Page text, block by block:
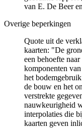
van E. De Beer
Overige beperkingen
Quote uit de
kaarten: "De
een behoefte
komponenten
het
de bouw en het
verstrekte
nauwkeurigheid
interpolaties die
kaarten geven